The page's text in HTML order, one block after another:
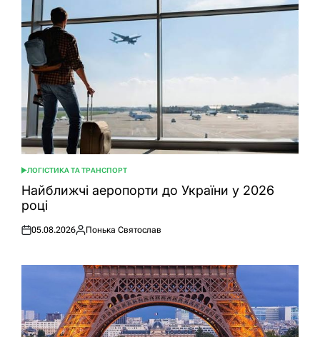
ОПУБЛІКУВАТИ
У
ЛОГІСТИКА ТА ТРАНСПОРТ
Найближчі аеропорти до України у 2026
році
Оприлюднено
05.08.2026
Опубліковано
Понька Святослав